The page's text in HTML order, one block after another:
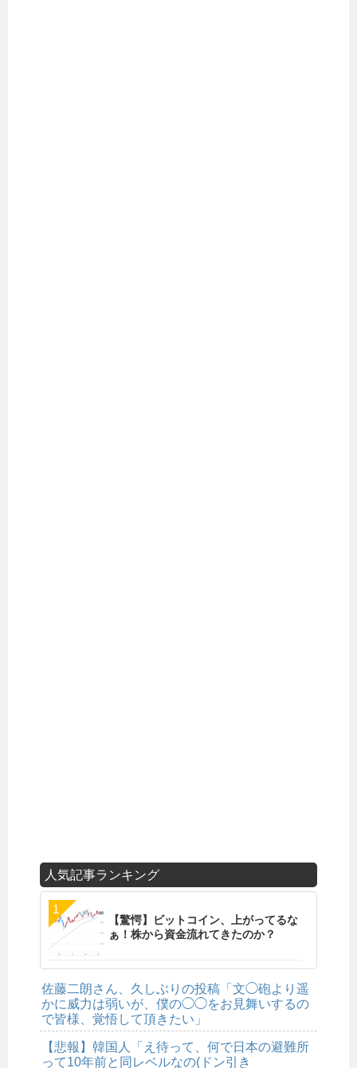
人気記事ランキング
【驚愕】ビットコイン、上がってるな
ぁ！株から資金流れてきたのか？
佐藤二朗さん、久しぶりの投稿「文◯砲より遥
かに威力は弱いが、僕の◯◯をお見舞いするの
で皆様、覚悟して頂きたい」
【悲報】韓国人「え待って、何で日本の避難所
って10年前と同レベルなの(ドン引き